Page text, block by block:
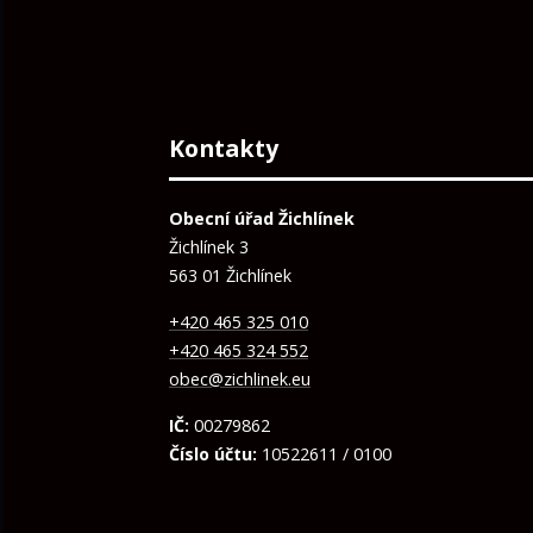
Kontakty
Obecní úřad Žichlínek
Žichlínek 3
563 01 Žichlínek
+420 465 325 010
+420 465 324 552
obec@zichlinek.eu
IČ: 00279862
Číslo účtu: 10522611 / 0100